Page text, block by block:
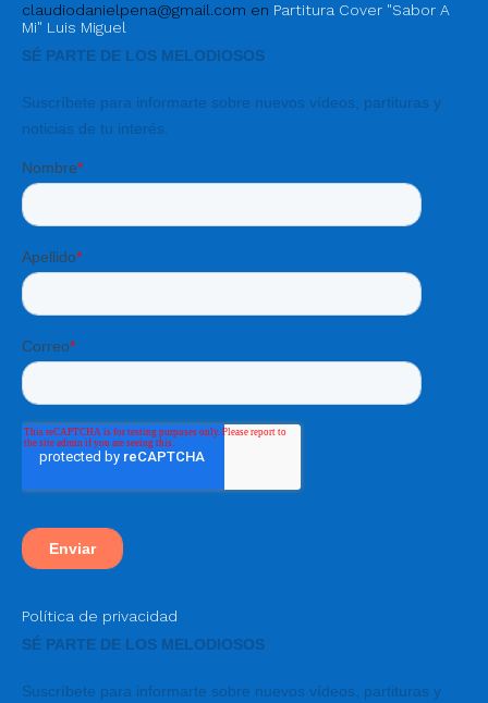
claudiodanielpena@gmail.com en Partitura Cover "Sabor A
Mi" Luis Miguel
Política de privacidad